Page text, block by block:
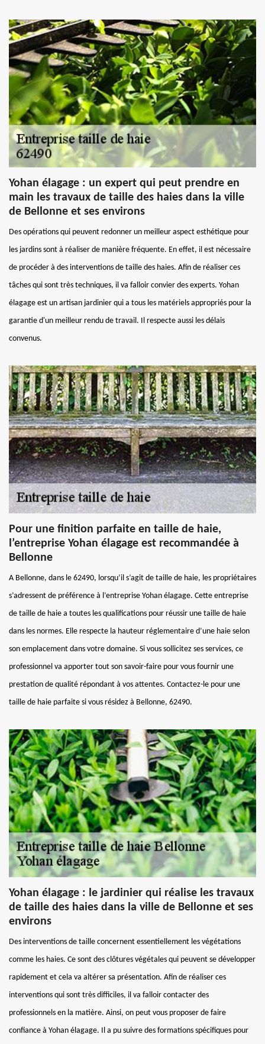
Yohan élagage : un expert qui peut prendre en
main les travaux de taille des haies dans la ville
de Bellonne et ses environs
Des opérations qui peuvent redonner un meilleur aspect esthétique pour
les jardins sont à réaliser de manière fréquente. En effet, il est nécessaire
de procéder à des interventions de taille des haies. Afin de réaliser ces
tâches qui sont très techniques, il va falloir convier des experts. Yohan
élagage est un artisan jardinier qui a tous les matériels appropriés pour la
garantie d'un meilleur rendu de travail. Il respecte aussi les délais
convenus.
Pour une finition parfaite en taille de haie,
l’entreprise Yohan élagage est recommandée à
Bellonne
A Bellonne, dans le 62490, lorsqu’il s’agit de taille de haie, les propriétaires
s’adressent de préférence à l’entreprise Yohan élagage. Cette entreprise
de taille de haie a toutes les qualifications pour réussir une taille de haie
dans les normes. Elle respecte la hauteur réglementaire d’une haie selon
son emplacement dans votre domaine. Si vous sollicitez ses services, ce
professionnel va apporter tout son savoir-faire pour vous fournir une
prestation de qualité répondant à vos attentes. Contactez-le pour une
taille de haie parfaite si vous résidez à Bellonne, 62490.
Yohan élagage : le jardinier qui réalise les travaux
de taille des haies dans la ville de Bellonne et ses
environs
Des interventions de taille concernent essentiellement les végétations
comme les haies. Ce sont des clôtures végétales qui peuvent se développer
rapidement et cela va altérer sa présentation. Afin de réaliser ces
interventions qui sont très difficiles, il va falloir contacter des
professionnels en la matière. Ainsi, on peut vous proposer de faire
confiance à Yohan élagage. Il a pu suivre des formations spécifiques pour